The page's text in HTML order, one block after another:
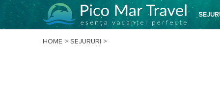
HOME > SEJURURI >